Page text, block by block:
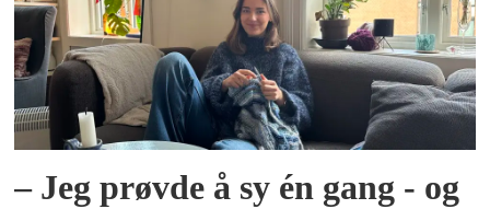
– Jeg prøvde å sy én gang - og